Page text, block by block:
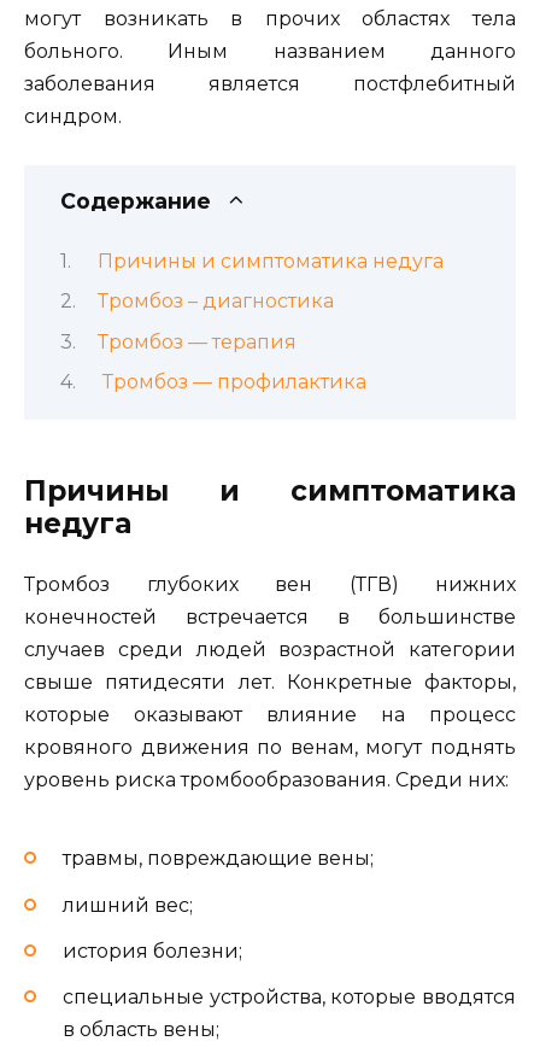
могут возникать в прочих областях тела
больного. Иным названием данного
заболевания является постфлебитный
синдром.
Содержание
Причины и симптоматика недуга
Тромбоз – диагностика
Тромбоз — терапия
Тромбоз — профилактика
Причины и симптоматика
недуга
Тромбоз глубоких вен (ТГВ) нижних
конечностей встречается в большинстве
случаев среди людей возрастной категории
свыше пятидесяти лет. Конкретные факторы,
которые оказывают влияние на процесс
кровяного движения по венам, могут поднять
уровень риска тромбообразования. Среди них:
травмы, повреждающие вены;
лишний вес;
история болезни;
специальные устройства, которые вводятся
в область вены;